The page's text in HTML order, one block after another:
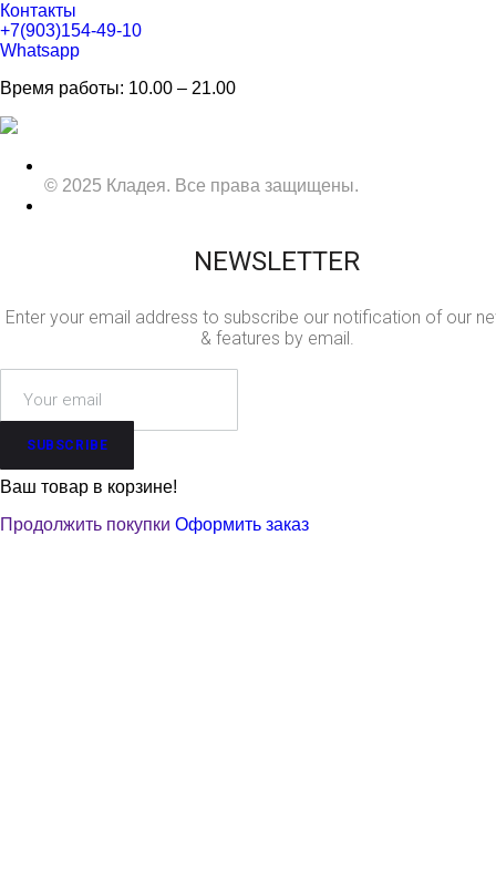
Контакты
+7(903)154-49-10
Whatsapp
Время работы: 10.00 – 21.00
© 2025 Кладея. Все права защищены.
NEWSLETTER
Enter your email address to subscribe our notification of our
& features by email.
SUBSCRIBE
Ваш товар в корзине!
Продолжить покупки Оформить заказ